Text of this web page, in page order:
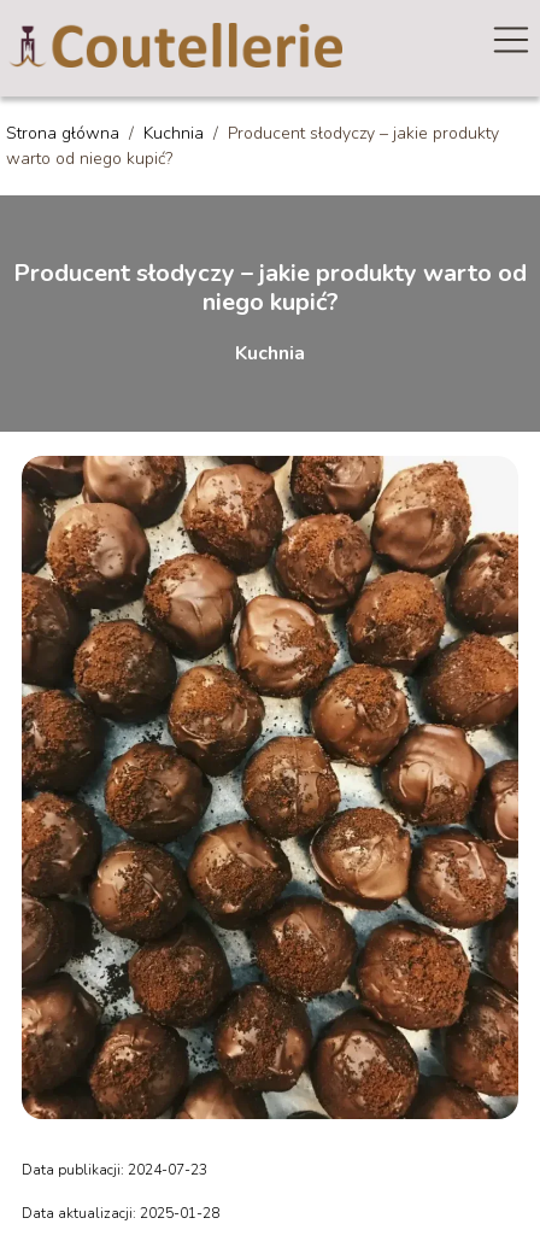
Strona główna / Kuchnia / Producent słodyczy – jakie produkty
warto od niego kupić?
Producent słodyczy – jakie produkty warto od
niego kupić?
Kuchnia
Data publikacji: 2024-07-23
Data aktualizacji: 2025-01-28